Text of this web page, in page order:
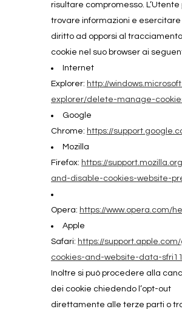
risultare compromesso. L’Utente
trovare informazioni e esercitare
diritto ad opporsi al
cookie nel suo browser ai
Internet
Explorer: http://
explorer/delete-manage-
Google
Chrome: https://
Mozilla
Firefox: https://
and-disable-cookies-website-
Opera: https://www.opera.com/
Apple
Safari: https://
cookies-and-website-data-
Inoltre si può procedere alla
dei cookie chiedendo l’opt-out
direttamente alle terze parti o